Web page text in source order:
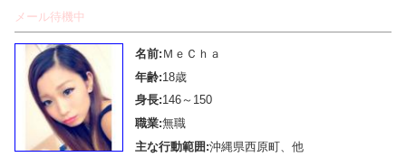
メール待機中
名前: ＭｅＣｈａ
年齢:18歳
身長:146～150
職業:無職
主な行動範囲:沖縄県西原町、他